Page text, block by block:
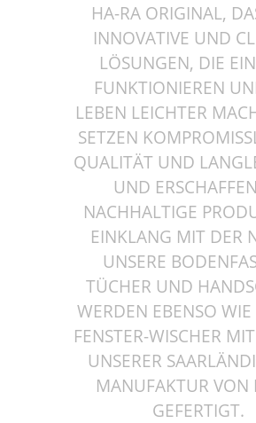
HA-RA ORIGINAL,
INNOVATIVE UND
LÖSUNGEN, DIE
FUNKTIONIEREN
LEBEN LEICHTER
SETZEN
QUALITÄT UND
UND
NACHHALTIGE
EINKLANG MIT DER
UNSERE
TÜCHER UND
WERDEN EBENSO WIE
FENSTER-WISCHER
UNSERER
MANUFAKTUR VON
GEFERTIGT.